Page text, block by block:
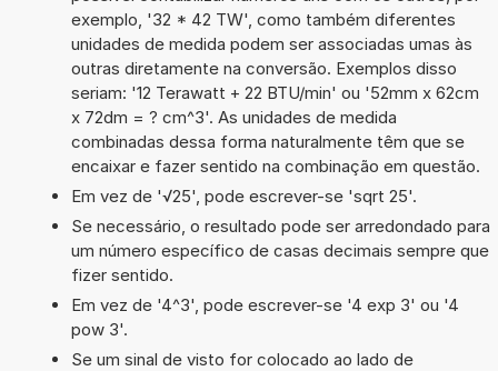
exemplo, '32 * 42 TW', como também diferentes
unidades de medida podem ser associadas umas às
outras diretamente na conversão. Exemplos disso
seriam: '12 Terawatt + 22 BTU/min' ou '52mm x 62cm
x 72dm = ? cm^3'. As unidades de medida
combinadas dessa forma naturalmente têm que se
encaixar e fazer sentido na combinação em questão.
Em vez de '√25', pode escrever-se 'sqrt 25'.
Se necessário, o resultado pode ser arredondado para
um número específico de casas decimais sempre que
fizer sentido.
Em vez de '4^3', pode escrever-se '4 exp 3' ou '4
pow 3'.
Se um sinal de visto for colocado ao lado de